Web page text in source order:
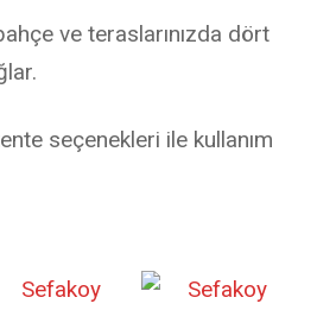
ve teraslarınızda dört
seçenekleri ile kullanım